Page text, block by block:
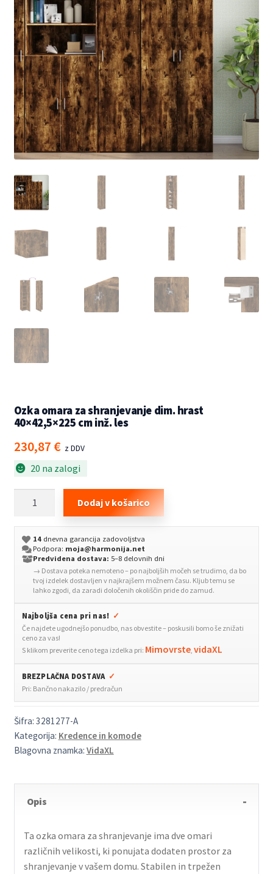
Ozka omara za shranjevanje dim. hrast
40×42,5×225 cm inž. les
230,87 € z DDV
20 na zalogi
za
shranjevanje
dim.
hrast
40x42,5x225
inž.
les
količina
Dodaj v košarico
14dnevna garancija zadovoljstva
Podpora: moja@harmonija.net
Predvidena dostava: 5–8 delovnih dni
→ Dostava poteka nemoteno – po najboljših močeh se trudimo, da bo
tvoj izdelek dostavljen v najkrajšem možnem času. Kljub temu se
lahko zgodi, da zaradi določenih okoliščin pride do zamud.
Najboljša cena pri nas! ✓
Če najdete ugodnejšo ponudbo, nas obvestite – poskusili bomo še znižati
ceno za vas!
S klikom preverite ceno tega izdelka pri: Mimovrste, vidaXL
BREZPLAČNA DOSTAVA ✓
Pri: Bančno nakazilo / predračun
Šifra: 3281277-A
Kategorija: Kredence in komode
Blagovna znamka: VidaXL
Opis
Ta ozka omara za shranjevanje ima dve omari
različnih velikosti, ki ponujata dodaten prostor za
shranjevanje v vašem domu. Stabilen in trpežen